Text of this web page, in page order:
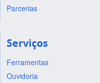
Parcerias
Serviços
Ferramentas
Ouvidoria